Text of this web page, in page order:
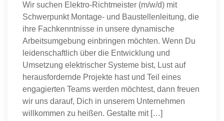
Wir suchen Elektro-Richtmeister (m/w/d) mit
Schwerpunkt Montage- und Baustellenleitung, die
ihre Fachkenntnisse in unsere dynamische
Arbeitsumgebung einbringen möchten. Wenn Du
leidenschaftlich über die Entwicklung und
Umsetzung elektrischer Systeme bist, Lust auf
herausfordernde Projekte hast und Teil eines
engagierten Teams werden möchtest, dann freuen
wir uns darauf, Dich in unserem Unternehmen
willkommen zu heißen. Gestalte mit […]